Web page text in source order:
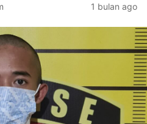
1 bulan ago